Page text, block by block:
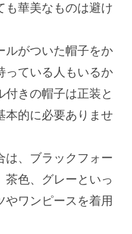
も華美なものは避け
ルがついた帽子をか
っている人もいるか
付きの帽子は正装と
本的に必要ありませ
は、ブラックフォー
茶色、グレーといっ
やワンピースを着用